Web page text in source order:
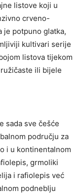
listove koji u
crveno-
je potpuno glatka,
kultivari serije
listova tijekom
ili bijele
sada sve češće
području za
i u kontinentalnom
grmoliki
i rafiolepis već
podneblju